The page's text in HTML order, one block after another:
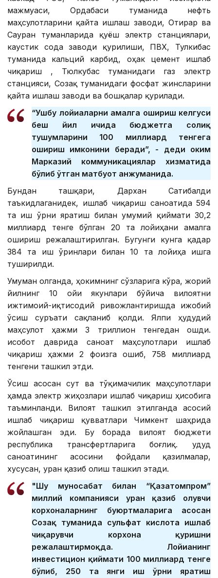
мажмуаси, Ордабаси туманида нефть
маҳсулотларини қайта ишлаш заводи, Отирар ва
Сауран туманларида қуёш электр станциялари,
каустик сода заводи қурилиши, ПВХ, Тулкибас
туманида кальций карбид, оҳак цемент ишлаб
чиқариш , Тюлкубас туманидаги газ электр
станцияси, Созақ туманидаги фосфат жинсларини
қайта ишлаш заводи ва бошқалар қурилади.
“Ушбу лойиҳаларни амалга ошириш келгуси
беш йил ичида бюджетга солиқ
тушумларини 100 миллиард тенгега
ошириш имконини беради”, - деди ҳоким
Марказий коммуникациялар хизматида
бўлиб ўтган матбуот анжуманида.
Бундан ташқари, Дархан Сатибалди
таъкидлаганидек, ишлаб чиқариш саноатида 594
та иш ўрни яратиш билан умумий қиймати 30,2
миллиард тенге бўлган 20 та лойиҳани амалга
ошириш режалаштирилган. Бугунги кунга қадар
384 та иш ўринлари билан 10 та лойиҳа ишга
туширилди.
Умуман олганда, ҳокимнинг сўзларига кўра, жорий
йилнинг 10 ойи якунлари бўйича вилоятни
ижтимоий-иқтисодий ривожлантиришда ижобий
ўсиш суръати сақланиб қолди. Ялпи ҳудудий
маҳсулот ҳажми 3 триллион тенгедан ошди.
Ҳисобот даврида саноат маҳсулотлари ишлаб
чиқариш ҳажми 2 фоизга ошиб, 758 миллиард
тенгени ташкил этди.
Ўсиш асосан сут ва тўқимачилик маҳсулотлари
ҳамда электр жиҳозлари ишлаб чиқариш ҳисобига
таъминланди. Вилоят ташкил этилганда асосий
ишлаб чиқариш қувватлари Чимкент шаҳрида
жойлашган эди. Бу борада вилоят бюджети
республика трансфертларига боғлиқ. Ҳудуд
саноатининг асосини фойдали қазилмалар,
хусусан, уран қазиб олиш ташкил этади.
"Шу муносабат билан “Қазатомпром”
миллий компанияси уран қазиб олувчи
корхоналарнинг буюртмаларига асосан
Созақ туманида сульфат кислота ишлаб
чиқарувчи корхона қуришни
режалаштирмоқда. Лойиҳанинг
инвестицион қиймати 100 миллиард тенге
бўлиб, 250 та янги иш ўрни яратиш